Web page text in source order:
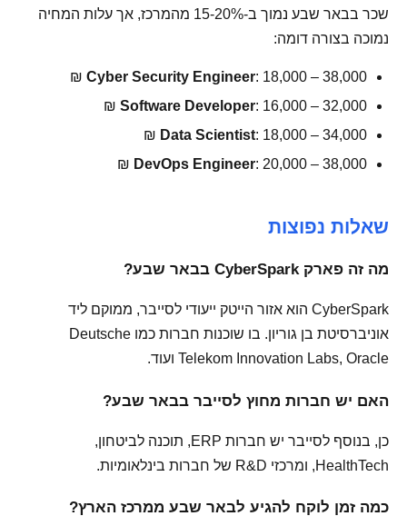
שכר בבאר שבע נמוך ב-15-20% מהמרכז, אך עלות המחיה
נמוכה בצורה דומה:
Cyber Security Engineer: 18,000 – 38,000 ₪
Software Developer: 16,000 – 32,000 ₪
Data Scientist: 18,000 – 34,000 ₪
DevOps Engineer: 20,000 – 38,000 ₪
שאלות נפוצות
מה זה פארק CyberSpark בבאר שבע?
CyberSpark הוא אזור הייטק ייעודי לסייבר, ממוקם ליד
אוניברסיטת בן גוריון. בו שוכנות חברות כמו Deutsche
Telekom Innovation Labs, Oracle ועוד.
האם יש חברות מחוץ לסייבר בבאר שבע?
כן, בנוסף לסייבר יש חברות ERP, תוכנה לביטחון,
HealthTech, ומרכזי R&D של חברות בינלאומיות.
כמה זמן לוקח להגיע לבאר שבע ממרכז הארץ?